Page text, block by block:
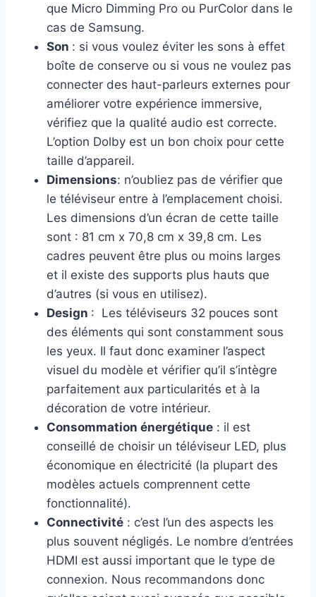
que Micro Dimming Pro ou PurColor dans le
cas de Samsung.
Son : si vous voulez éviter les sons à effet
boîte de conserve ou si vous ne voulez pas
connecter des haut-parleurs externes pour
améliorer votre expérience immersive,
vérifiez que la qualité audio est correcte.
L’option Dolby est un bon choix pour cette
taille d’appareil.
Dimensions: n’oubliez pas de vérifier que
le téléviseur entre à l’emplacement choisi.
Les dimensions d’un écran de cette taille
sont : 81 cm x 70,8 cm x 39,8 cm. Les
cadres peuvent être plus ou moins larges
et il existe des supports plus hauts que
d’autres (si vous en utilisez).
Design : Les téléviseurs 32 pouces sont
des éléments qui sont constamment sous
les yeux. Il faut donc examiner l’aspect
visuel du modèle et vérifier qu’il s’intègre
parfaitement aux particularités et à la
décoration de votre intérieur.
Consommation énergétique : il est
conseillé de choisir un téléviseur LED, plus
économique en électricité (la plupart des
modèles actuels comprennent cette
fonctionnalité).
Connectivité : c’est l’un des aspects les
plus souvent négligés. Le nombre d’entrées
HDMI est aussi important que le type de
connexion. Nous recommandons donc